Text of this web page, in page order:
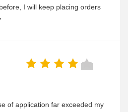
I will keep placing orders
of application far exceeded my